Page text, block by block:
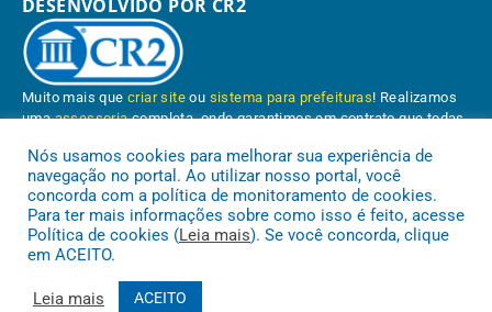
DESENVOLVIDO POR CR2
Muito mais quecriar site ou sistema para prefeituras! Realizamos
umaassessoriacompleta, onde garantimos em contrato que todas
Conheça oPNTP e oRadar da Transparência Pública
Nós usamos cookies para melhorar sua experiência de
navegação no portal. Ao utilizar nosso portal, você
concorda com a política de monitoramento de cookies.
Para ter mais informações sobre como isso é feito, acesse
Política de cookies (Leia mais). Se você concorda, clique
em ACEITO.
Leia mais ACEITO